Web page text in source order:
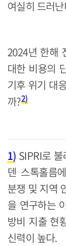
여실히 드러
2024년 한해
대한 비용의
기후 위기 대
까?2)
1) SIPRI로
덴 스톡홀름
분쟁 및 지역
을 연구하는
방비 지출 현
신력이 높다.